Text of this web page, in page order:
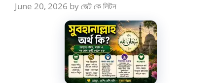
June 20, 2026 byজেট কে লিটন